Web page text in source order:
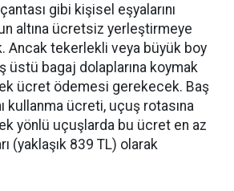
gibi kişisel eşyalarını
altına ücretsiz yerleştirmeye
Ancak tekerlekli veya büyük boy
üstü bagaj dolaplarına koymak
ücret ödemesi gerekecek. Baş
kullanma ücreti, uçuş rotasına
yönlü uçuşlarda bu ücret en az
(yaklaşık 839 TL) olarak